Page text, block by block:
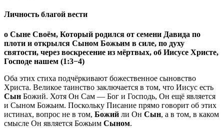
Личность благой вести
о Сыне Своём, Который родился от семени Давида по
плоти и открылся Сыном Божьим в силе, по духу
святости, через воскресение из мёртвых, об Иисусе Христе,
Господе нашем (1:3−4)
Оба этих стиха подчёркивают божественное сыновство
Христа. Великое таинство заключается в том, что Иисус есть
Сын Божий. Хотя Он Сам — Бог и Господь, Он ещё является
и Сыном Божьим. Поскольку Писание прямо говорит об этих
истинах, вопрос не в том, Божий ли Он Сын, а в том, в каком
смысле Он является Божьим Сыном.